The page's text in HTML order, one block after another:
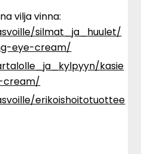
vilja vinna:
silmat_ja_huulet/
eye-cream/
kasie
cream/
erikoishoitotuottee